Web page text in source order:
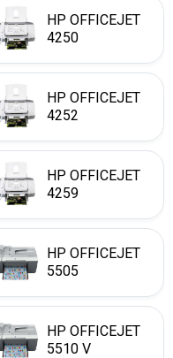
HP OFFICEJET
4250
HP OFFICEJET
4252
HP OFFICEJET
4259
HP OFFICEJET
5505
HP OFFICEJET
5510 V